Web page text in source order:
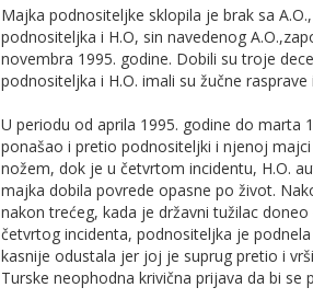
Majka podnositeljke sklopila je brak sa
podnositeljka i H.O, sin navedenog
novembra 1995. godine. Dobili su troje
podnositeljka i H.O. imali su žučne
U periodu od aprila 1995. godine do marta
ponašao i pretio podnositeljki i njenoj
nožem, dok je u četvrtom incidentu, H.O.
majka dobila povrede opasne po život.
nakon trećeg, kada je državni tužilac
četvrtog incidenta, podnositeljka je
kasnije odustala jer joj je suprug pretio i
Turske neophodna krivična prijava da bi se